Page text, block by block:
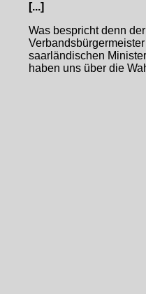
[...]
Was bespricht denn
saarländischen
haben uns über die